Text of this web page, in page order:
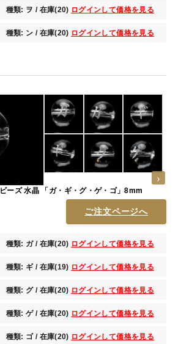
種類: ヲ / 在庫(20) ログインして価格を見る
種類: ン / 在庫(20) ログインして価格を見る
ーズ 水晶 「ガ・ギ・グ・ゲ・ゴ」8mm
ご注文ページへ
種類: ガ / 在庫(20) ログインして価格を見る
種類: ギ / 在庫(19) ログインして価格を見る
種類: グ / 在庫(20) ログインして価格を見る
種類: ゲ / 在庫(20) ログインして価格を見る
種類: ゴ / 在庫(20) ログインして価格を見る